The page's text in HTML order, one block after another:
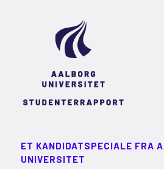
ET KANDIDATSPECIALE FRA
UNIVERSITET